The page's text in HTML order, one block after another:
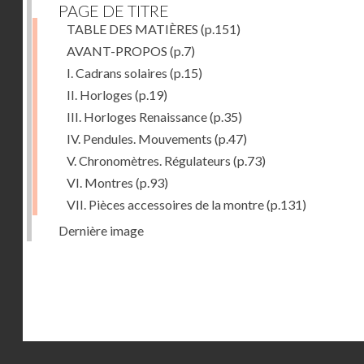
PAGE DE TITRE
TABLE DES MATIÈRES (p.151)
AVANT-PROPOS (p.7)
I. Cadrans solaires (p.15)
II. Horloges (p.19)
III. Horloges Renaissance(p.35)
IV. Pendules. Mouvements (p.47)
V. Chronomètres. Régulateurs (p.73)
VI. Montres (p.93)
VII. Pièces accessoires de la montre(p.131)
Dernière image